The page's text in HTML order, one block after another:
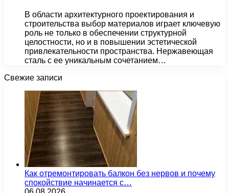
В области архитектурного проектирования и
строительства выбор материалов играет ключевую
роль не только в обеспечении структурной
целостности, но и в повышении эстетической
привлекательности пространства. Нержавеющая
сталь с ее уникальным сочетанием…
Свежие записи
Как отремонтировать балкон без нервов и почему
спокойствие начинается с…